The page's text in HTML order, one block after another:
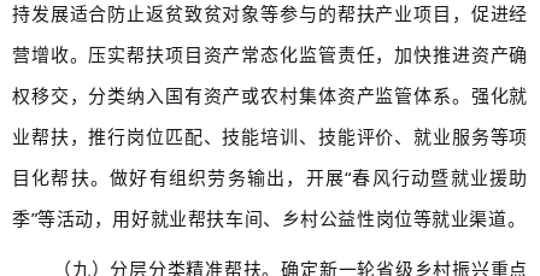
持发展适合防止返贫致贫对象等参与的帮扶产业项目，促进经
营增收。压实帮扶项目资产常态化监管责任，加快推进资产确
权移交，分类纳入国有资产或农村集体资产监管体系。强化就
业帮扶，推行岗位匹配、技能培训、技能评价、就业服务等项
目化帮扶。做好有组织劳务输出，开展“春风行动暨就业援助
季”等活动，用好就业帮扶车间、乡村公益性岗位等就业渠道。
（九）分层分类精准帮扶。确定新一轮省级乡村振兴重点